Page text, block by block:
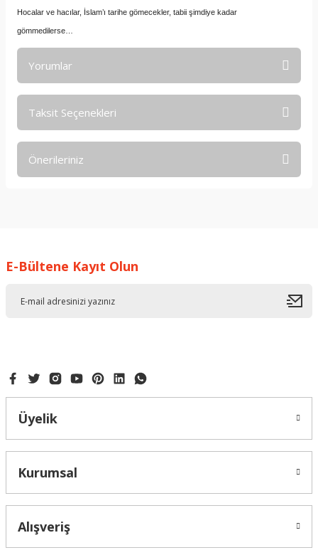
Hocalar ve hacılar, İslam’ı tarihe gömecekler, tabii şimdiye kadar
gömmedilerse…
Yorumlar
Taksit Seçenekleri
Önerileriniz
Ürün resmi kalitesiz, bozuk veya görüntülenemiyor.
E-Bültene Kayıt Olun
Üyelik
Kurumsal
Alışveriş